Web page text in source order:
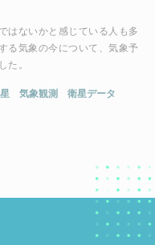
はないかと感じている人も多
る気象の今について、気象予
た。
気象観測
衛星データ